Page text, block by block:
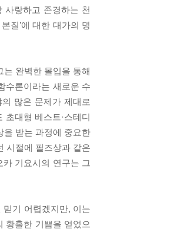
사랑하고 존경하는 천
질’에 대한 대가의 명
는 완벽한 몰입을 통해
수론이라는 새로운 수
많은 문제가 제대로
대형 베스트·스테디
을 받는 과정에 중요한
시절에 필즈상과 같은
기요시의 연구는 그
기 어렵겠지만, 이는
황홀한 기쁨을 얻었으